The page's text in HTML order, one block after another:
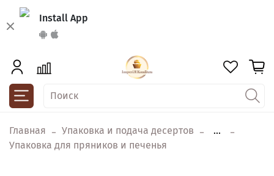
Install App
Главная Упаковка и подача десертов
...
Упаковка для пряников и печенья